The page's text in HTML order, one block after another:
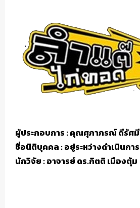
ผู้ประกอบการ : คุณศุภาภรณ์ ดีรัศมี
ชื่อนิติบุคคล : อยู่ระหว่างดำเนินการ
นักวิจัย : อาจารย์ ดร.กิตติ เมืองตุ้ม